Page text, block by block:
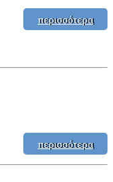
περισσότερα
περισσότερα